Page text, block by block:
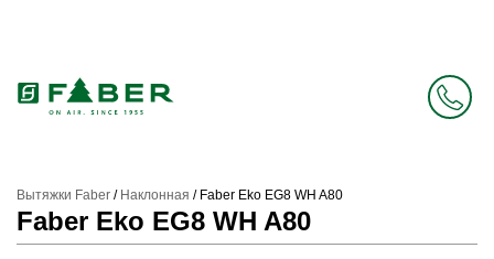
Вытяжки Faber / Наклонная / Faber Eko EG8 WH A80
Faber Eko EG8 WH A80